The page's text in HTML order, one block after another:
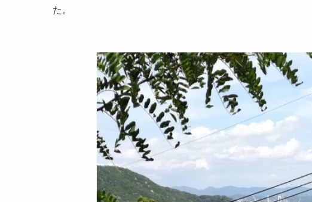
た。